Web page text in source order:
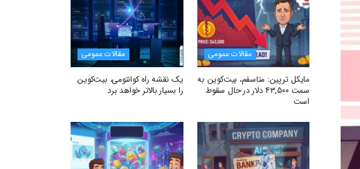
مقالات عمومی
مایکل ترپین: متاسفم، بیت‌کوین به
سمت ۴۳,۵۰۰ دلار در حال سقوط
است
مقالات عمومی
یک نقشه راه کوانتومی، بیت‌کوین
را بسیار بالاتر خواهد برد